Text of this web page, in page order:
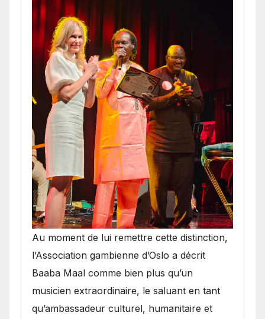
​Au moment de lui remettre cette distinction,
l’Association gambienne d’Oslo a décrit
Baaba Maal comme bien plus qu’un
musicien extraordinaire, le saluant en tant
qu’ambassadeur culturel, humanitaire et